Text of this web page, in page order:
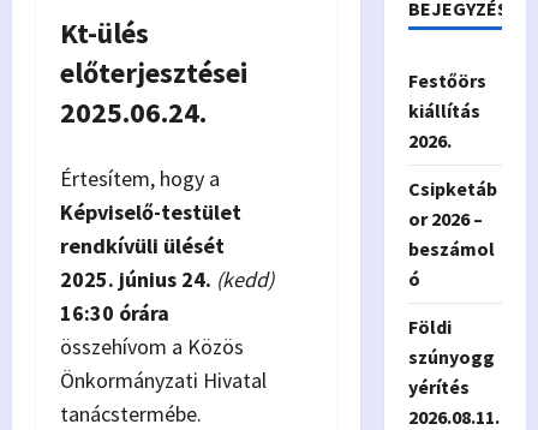
Kt-ülés
előterjesztései
2025.06.24.
Értesítem, hogy a
Képviselő-testület
rendkívüli ülését
2025. június 24. (kedd)
16:30 órára
összehívom a Közös
Önkormányzati Hivatal
tanácstermébe.
BEJEGYZÉSEK
Festőörs
kiállítás
2026.
Csipketáb
or 2026 –
beszámol
ó
Földi
szúnyogg
yérítés
2026.08.11.